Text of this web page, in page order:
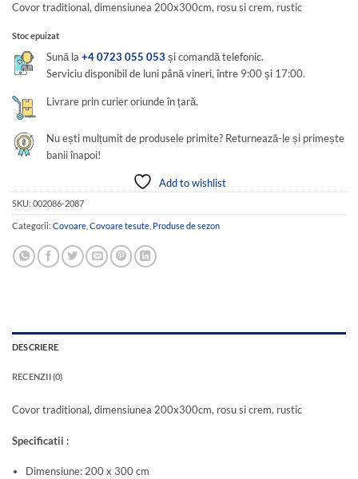
Covor traditional, dimensiunea 200x300cm, rosu si crem, rustic
Stoc epuizat
Sună la+4 0723 055 053 și comandă telefonic.
Serviciu disponibil de luni până vineri, între 9:00 și 17:00.
Livrare prin curier oriunde în țară.
Nu ești mulțumit de produsele primite? Returnează-le și primește
banii înapoi!
Add to wishlist
SKU: 002086-2087
Categorii: Covoare Covoare tesute Produse de sezon
DESCRIERE
RECENZII (0)
Covor traditional, dimensiunea 200x300cm, rosu si crem, rustic
Specificatii :
Dimensiune: 200 x 300 cm